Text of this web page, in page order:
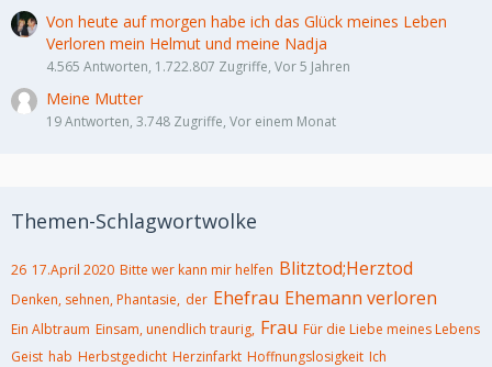
Von heute auf morgen habe ich das Glück meines Leben
Verloren mein Helmut und meine Nadja
4.565 Antworten, 1.722.807 Zugriffe, Vor 5 Jahren
Meine Mutter
19 Antworten, 3.748 Zugriffe, Vor einem Monat
Themen-Schlagwortwolke
26 17.April 2020 Bitte wer kann mir helfen Blitztod;Herztod
Denken, sehnen, Phantasie, der Ehefrau Ehemann verloren
Ein Albtraum Einsam, unendlich traurig, Frau Für die Liebe meines Lebens
Geist hab Herbstgedicht Herzinfarkt Hoffnungslosigkeit Ich